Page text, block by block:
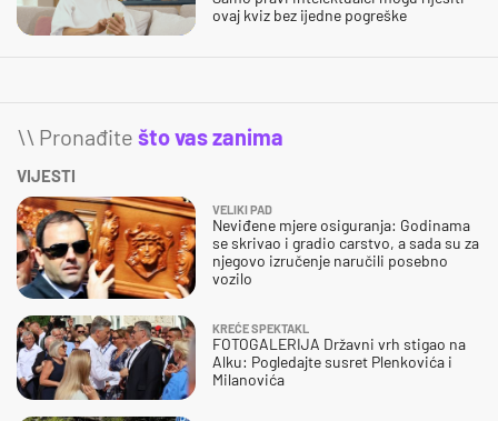
ovaj kviz bez ijedne pogreške
\\ Pronađite što vas zanima
VIJESTI
VELIKI PAD
Neviđene mjere osiguranja: Godinama
se skrivao i gradio carstvo, a sada su za
njegovo izručenje naručili posebno
vozilo
KREĆE SPEKTAKL
FOTOGALERIJA Državni vrh stigao na
Alku: Pogledajte susret Plenkovića i
Milanovića